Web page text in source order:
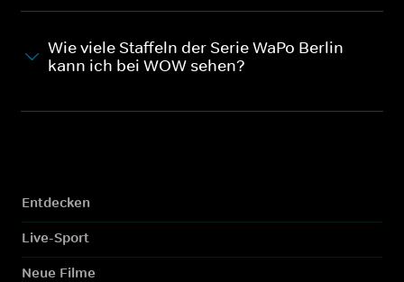
Wie viele Staffeln der Serie WaPo Berlin
kann ich bei WOW sehen?
Entdecken
Live-Sport
Neue Filme